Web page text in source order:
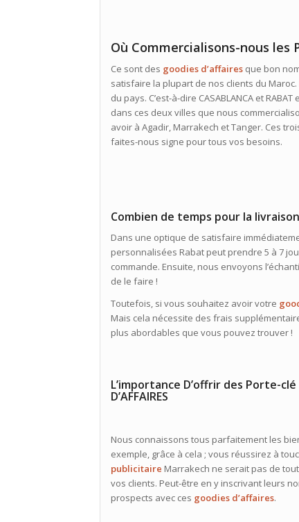
Où Commercialisons-nous les
Ce sont des goodies d’affaires que bon
satisfaire la plupart de nos clients du
du pays. C’est-à-dire CASABLANCA et
dans ces deux villes que nous
avoir à Agadir, Marrakech et Tanger. Ces
faites-nous signe pour tous vos besoins.
Combien de temps pour la
Dans une optique de satisfaire
personnalisées Rabat peut prendre 5 à 7
commande. Ensuite, nous envoyons
de le faire !
Toutefois, si vous souhaitez avoir votre
Mais cela nécessite des frais
plus abordables que vous pouvez trouver !
L’importance D’offrir des Porte-
D’AFFAIRES
Nous connaissons tous parfaitement les
exemple, grâce à cela ; vous réussirez à
publicitaire Marrakech ne serait pas de
vos clients. Peut-être en y inscrivant leurs
prospects avec ces goodies d’affaires.